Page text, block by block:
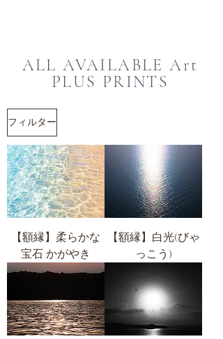
ALL AVAILABLE Art
PLUS PRINTS
フィルター
【額縁】柔らかな
宝石 かがやき
【額縁】白光(びゃ
っこう)